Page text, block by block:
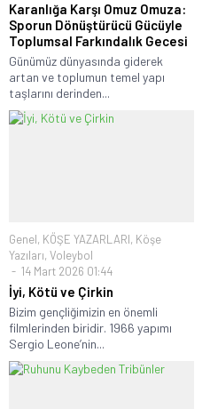
Karanlığa Karşı Omuz Omuza:
Sporun Dönüştürücü Gücüyle
Toplumsal Farkındalık Gecesi
Günümüz dünyasında giderek
artan ve toplumun temel yapı
taşlarını derinden...
Genel, KÖŞE YAZARLARI, Köşe
Yazıları, Voleybol
14 Mart 2026 01:44
İyi, Kötü ve Çirkin
Bizim gençliğimizin en önemli
filmlerinden biridir. 1966 yapımı
Sergio Leone’nin...